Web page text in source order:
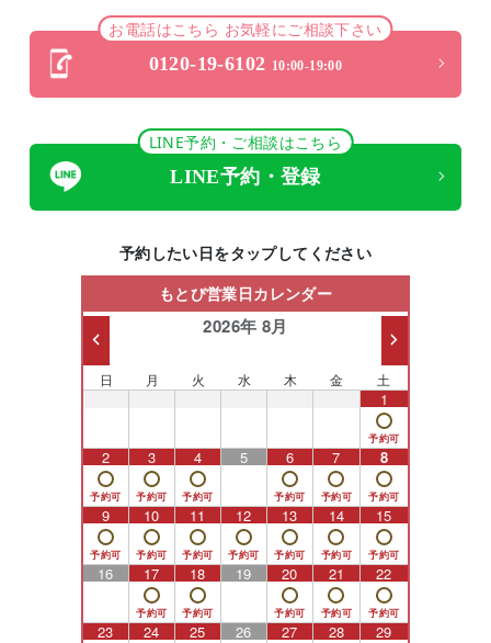
お電話はこちら お気軽にご相談下さい
0120-19-6102 10:00-19:00
LINE予約・ご相談はこちら
LINE予約・登録
予約したい日をタップしてください
もとび営業日カレンダー
2026年 8月
日 月 火 水 木 金 土
1
2 3 4 5 6 7 8
9 10 11 12 13 14 15
16 17 18 19 20 21 22
23 24 25 26 27 28 29